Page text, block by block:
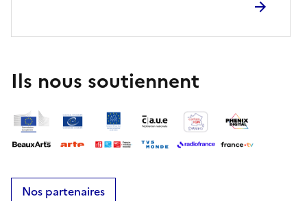
Ils nous soutiennent
Nos partenaires